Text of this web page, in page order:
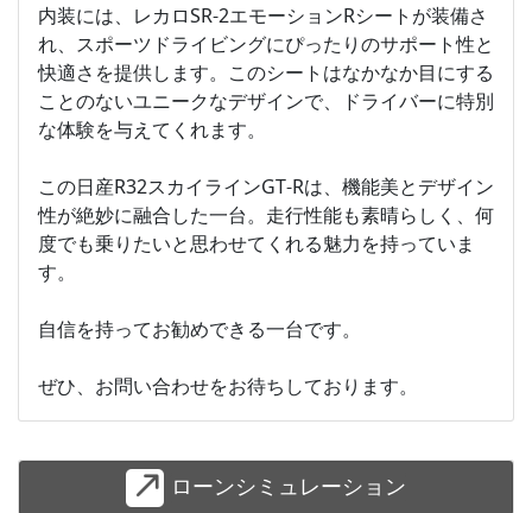
内装には、レカロSR-2エモーションRシートが装備さ
れ、スポーツドライビングにぴったりのサポート性と
快適さを提供します。このシートはなかなか目にする
ことのないユニークなデザインで、ドライバーに特別
な体験を与えてくれます。
この日産R32スカイラインGT-Rは、機能美とデザイン
性が絶妙に融合した一台。走行性能も素晴らしく、何
度でも乗りたいと思わせてくれる魅力を持っていま
す。
自信を持ってお勧めできる一台です。
ぜひ、お問い合わせをお待ちしております。
ローンシミュレーション